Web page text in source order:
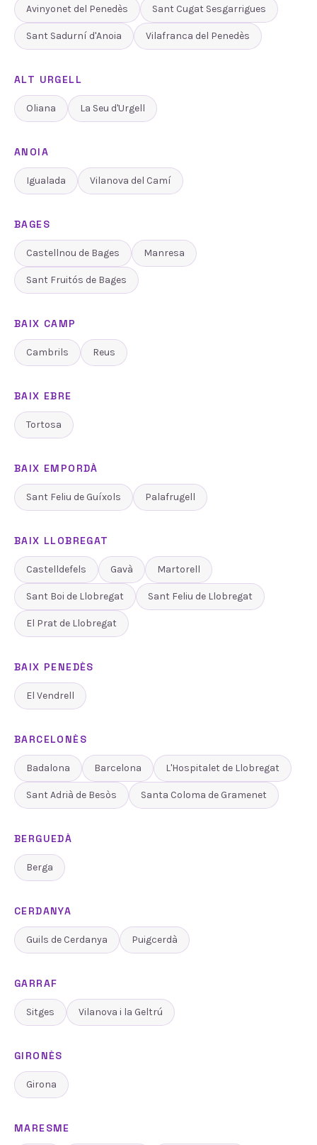
Avinyonet del Penedès Sant Cugat Sesgarrigues
Sant Sadurní d'Anoia Vilafranca del Penedès
ALT URGELL
Oliana La Seu d'Urgell
ANOIA
Igualada Vilanova del Camí
BAGES
Castellnou de Bages Manresa
Sant Fruitós de Bages
BAIX CAMP
Cambrils Reus
BAIX EBRE
Tortosa
BAIX EMPORDÀ
Sant Feliu de Guíxols Palafrugell
BAIX LLOBREGAT
Castelldefels Gavà Martorell
Sant Boi de Llobregat Sant Feliu de Llobregat
El Prat de Llobregat
BAIX PENEDÈS
El Vendrell
BARCELONÈS
Badalona Barcelona L'Hospitalet de Llobregat
Sant Adrià de Besòs Santa Coloma de Gramenet
BERGUEDÀ
Berga
CERDANYA
Guils de Cerdanya Puigcerdà
GARRAF
Sitges Vilanova i la Geltrú
GIRONÈS
Girona
MARESME